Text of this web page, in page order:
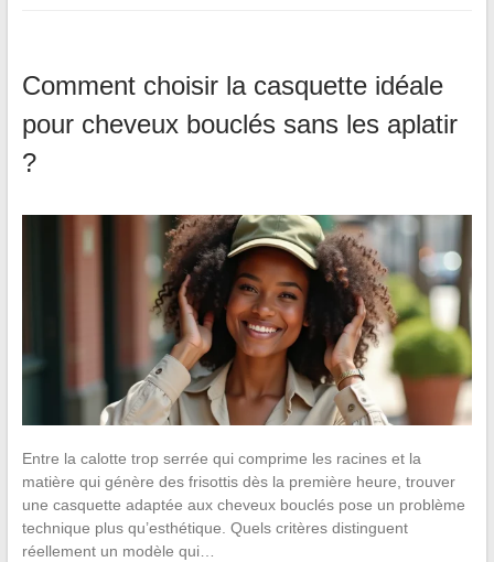
Comment choisir la casquette idéale
pour cheveux bouclés sans les aplatir
?
Entre la calotte trop serrée qui comprime les racines et la
matière qui génère des frisottis dès la première heure, trouver
une casquette adaptée aux cheveux bouclés pose un problème
technique plus qu’esthétique. Quels critères distinguent
réellement un modèle qui…